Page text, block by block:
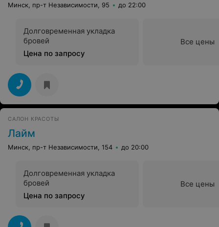
Минск, пр-т Независимости, 95 до 22:00
Долговременная укладка
бровей
Цена по запросу
Все цены
САЛОН КРАСОТЫ
Лайм
Минск, пр-т Независимости, 154 до 20:00
Долговременная укладка
бровей
Цена по запросу
Все цены